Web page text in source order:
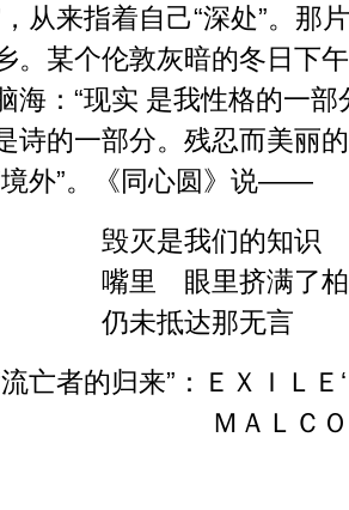
从来指着自己“深处”。那
。某个伦敦灰暗的冬日下
海：“现实 是我性格的一部
诗的一部分。残忍而美丽
境外”。《同心圆》说——
灭是我们的知识 但
里 眼里挤满了柏
未抵达那无言
亡者的归来”：ＥＸＩＬＥ
ＡＬＣＯＬＭ